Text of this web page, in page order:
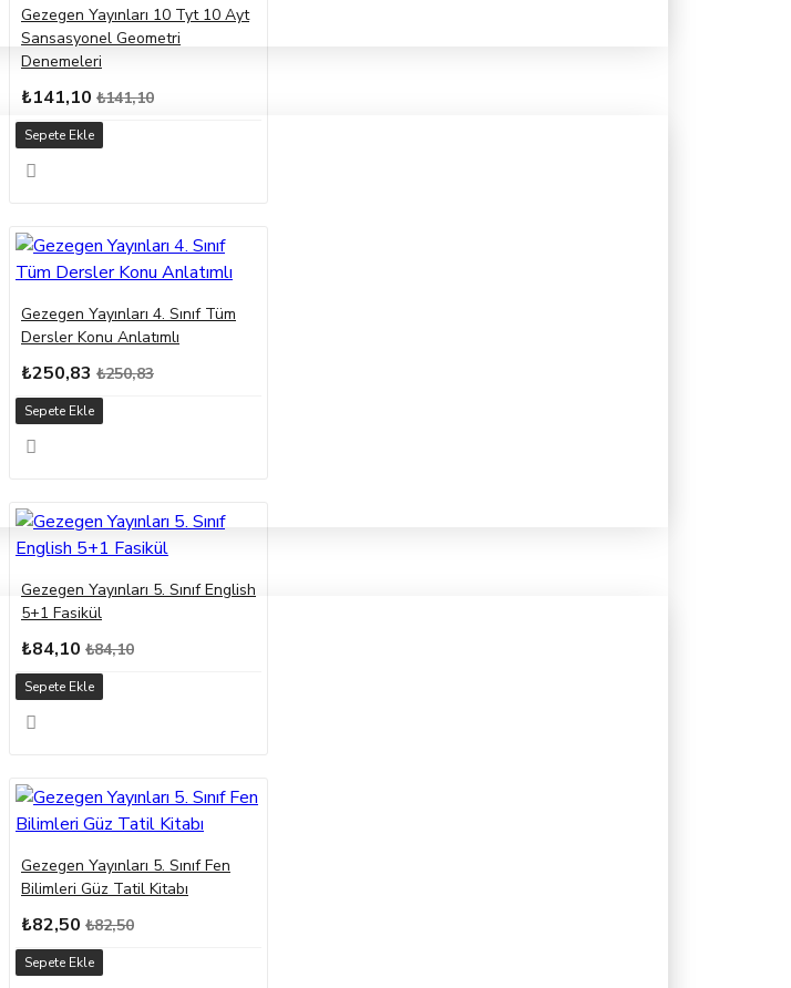
Gezegen Yayınları 10 Tyt 10 Ayt
Sansasyonel Geometri
Denemeleri
₺141,10 ₺141,10
Sepete Ekle
Gezegen Yayınları 4. Sınıf Tüm
Dersler Konu Anlatımlı
₺250,83 ₺250,83
Sepete Ekle
Gezegen Yayınları 5. Sınıf English
5+1 Fasikül
₺84,10 ₺84,10
Sepete Ekle
Gezegen Yayınları 5. Sınıf Fen
Bilimleri Güz Tatil Kitabı
₺82,50 ₺82,50
Sepete Ekle